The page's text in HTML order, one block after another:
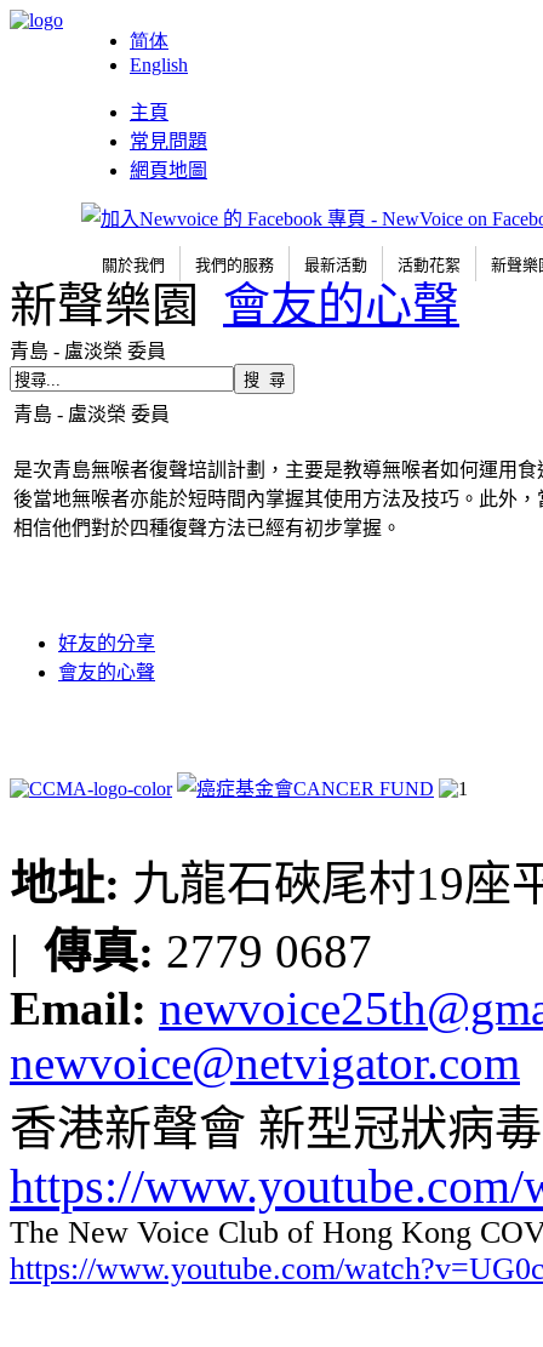
简体
English
主頁
常見問題
網頁地圖
關於我們 我們的服務 最新活動 活動花絮 新聲樂
新聲樂園 會友的心聲
青島 - 盧淡榮 委員
青島 - 盧淡榮 委員
是次青島無喉者復聲培訓計劃，主要是教導無喉者如何運用
後當地無喉者亦能於短時間內掌握其使用方法及技巧。此外
相信他們對於四種復聲方法已經有初步掌握。
好友的分享
會友的心聲
地址: 九龍石硤尾村19座
| 傳真: 2779 0687
Email:
newvoice@netvigator.com
香港新聲會 新型冠狀病
https://
The New Voice Club of Hong Kong
https://www.youtube.com/